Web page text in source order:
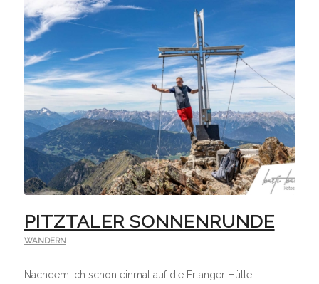
PITZTALER SONNENRUNDE
WANDERN
Nachdem ich schon einmal auf die Erlanger Hütte